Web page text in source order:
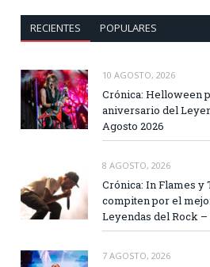
RECIENTES POPULARES
10 AGOSTO, 2026
Crónica: Helloween
aniversario del
Agosto 2026
8 AGOSTO, 2026
Crónica: In Flames y
compiten por el
Leyendas del Rock
7 AGOSTO, 2026